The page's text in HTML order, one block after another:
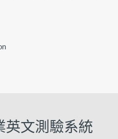
準。
Lyeng
英文測驗系統